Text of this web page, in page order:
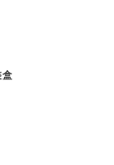
盒